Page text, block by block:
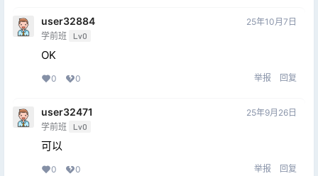
user32884
学前班 Lv0
25年10月7日
OK
0 0 举报 回复
user32471
学前班 Lv0
25年9月26日
可以
0 0 举报 回复